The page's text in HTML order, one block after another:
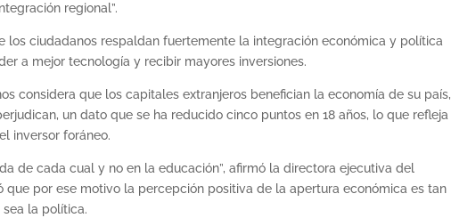
regional”.
los ciudadanos respaldan fuertemente la integración económica y política
a mejor tecnología y recibir mayores inversiones.
considera que los capitales extranjeros benefician la economía de su país,
un dato que se ha reducido cinco puntos en 18 años, lo que refleja
inversor foráneo.
de cada cual y no en la educación”, afirmó la directora ejecutiva del
que por ese motivo la percepción positiva de la apertura económica es tan
sea la política.